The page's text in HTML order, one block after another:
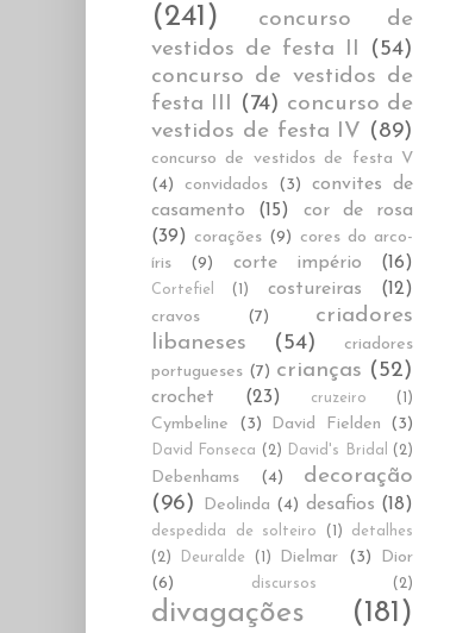
(241)
concurso de
vestidos de festa II
(54)
concurso de vestidos de
festa III
(74) concurso de
vestidos de festa IV (89)
concurso de vestidos de festa V
(4)
convidados (3)
convites de
casamento
(15)
cor de rosa
(39) corações (9) cores do arco-
íris
(9) corte império (16)
Cortefiel (1) costureiras (12)
cravos (7)
criadores
libaneses
(54)
criadores
portugueses (7) crianças (52)
crochet (23) cruzeiro (1)
Cymbeline (3) David Fielden (3)
David Fonseca (2) David's Bridal (2)
Debenhams (4)
decoração
(96)
Deolinda (4) desafios (18)
despedida de solteiro (1)
detalhes
(2)
Deuralde (1) Dielmar (3)
Dior
(6)
discursos (2)
divagações (181)